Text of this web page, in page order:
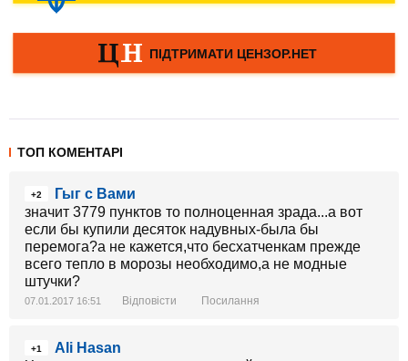
ТОП КОМЕНТАРІ
+2
Гыг с Вами
значит 3779 пунктов то полноценная зрада...а вот
если бы купили десяток надувных-была бы
перемога?а не кажется,что бесхатченкам прежде
всего тепло в морозы необходимо,а не модные
штучки?
07.01.2017 16:51 Відповісти Посилання
+1
Ali Hasan